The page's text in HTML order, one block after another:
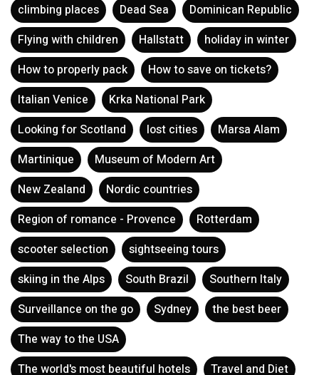
climbing places
Dead Sea
Dominican Republic
Flying with children
Hallstatt
holiday in winter
How to properly pack
How to save on tickets?
Italian Venice
Krka National Park
Looking for Scotland
lost cities
Marsa Alam
Martinique
Museum of Modern Art
New Zealand
Nordic countries
Region of romance - Provence
Rotterdam
scooter selection
sightseeing tours
skiing in the Alps
South Brazil
Southern Italy
Surveillance on the go
Sydney
the best beer
The way to the USA
The world's most beautiful hotels
Travel and Diet